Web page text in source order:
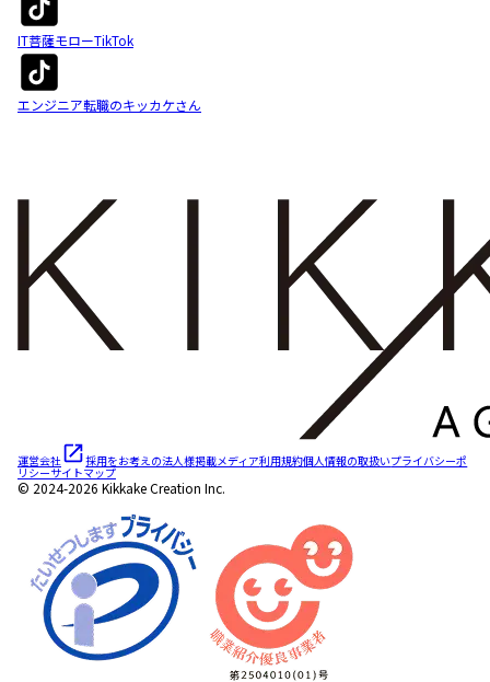
IT菩薩モローTikTok
エンジニア転職のキッカケさん
運営会社 採用をお考えの法人様掲載メディア利用規約個人情報の取扱いプライバシーポ
リシーサイトマップ
© 2024-2026 Kikkake Creation Inc.